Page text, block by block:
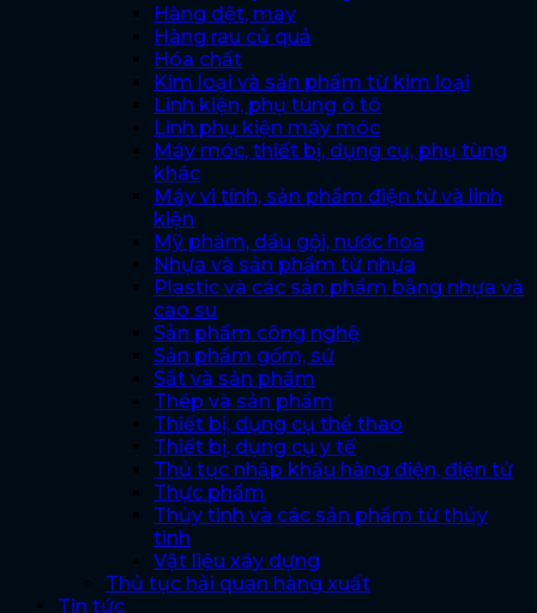
Hàng dệt, may
Hàng rau củ quả
Hóa chất
Kim loại và sản phẩm từ kim loại
Linh kiện, phụ tùng ô tô
Linh phụ kiện máy móc
Máy móc, thiết bị, dụng cụ, phụ tùng
khác
Máy vi tính, sản phẩm điện tử và linh
kiện
Mỹ phẩm, dầu gội, nước hoa
Nhựa và sản phẩm từ nhựa
Plastic và các sản phẩm bằng nhựa và
cao su
Sản phẩm công nghệ
Sản phẩm gốm, sứ
Sắt và sản phẩm
Thép và sản phẩm
Thiết bị, dụng cụ thể thao
Thiết bị, dụng cụ y tế
Thủ tục nhập khẩu hàng điện, điện tử
Thực phẩm
Thủy tinh và các sản phẩm từ thủy
tinh
Vật liệu xây dựng
Thủ tục hải quan hàng xuất
Tin tức